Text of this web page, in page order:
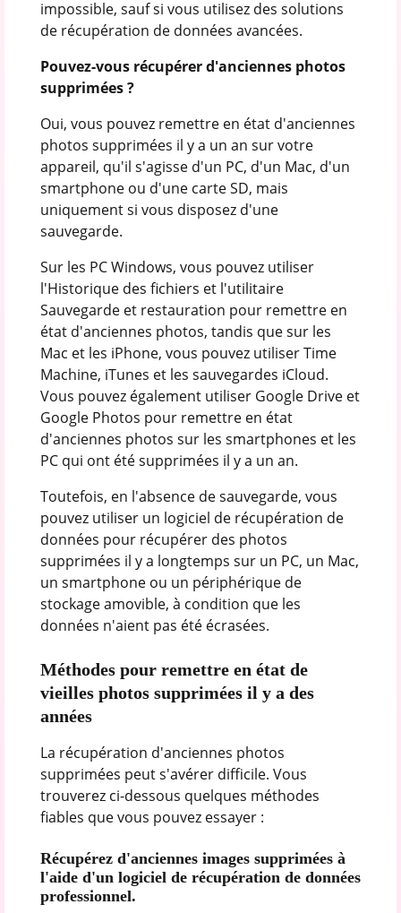
impossible, sauf si vous utilisez des solutions
de récupération de données avancées.
Pouvez-vous récupérer d'anciennes photos
supprimées ?
Oui, vous pouvez remettre en état d'anciennes
photos supprimées il y a un an sur votre
appareil, qu'il s'agisse d'un PC, d'un Mac, d'un
smartphone ou d'une carte SD, mais
uniquement si vous disposez d'une
sauvegarde.
Sur les PC Windows, vous pouvez utiliser
l'Historique des fichiers et l'utilitaire
Sauvegarde et restauration pour remettre en
état d'anciennes photos, tandis que sur les
Mac et les iPhone, vous pouvez utiliser Time
Machine, iTunes et les sauvegardes iCloud.
Vous pouvez également utiliser Google Drive et
Google Photos pour remettre en état
d'anciennes photos sur les smartphones et les
PC qui ont été supprimées il y a un an.
Toutefois, en l'absence de sauvegarde, vous
pouvez utiliser un logiciel de récupération de
données pour récupérer des photos
supprimées il y a longtemps sur un PC, un Mac,
un smartphone ou un périphérique de
stockage amovible, à condition que les
données n'aient pas été écrasées.
Méthodes pour remettre en état de
vieilles photos supprimées il y a des
années
La récupération d'anciennes photos
supprimées peut s'avérer difficile. Vous
trouverez ci-dessous quelques méthodes
fiables que vous pouvez essayer :
Récupérez d'anciennes images supprimées à
l'aide d'un logiciel de récupération de données
professionnel.